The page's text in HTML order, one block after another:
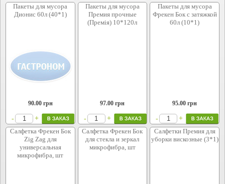
Пакеты для мусора
Дионис 60л (40*1)
90.00грн
- +
Пакеты для мусора
Премия прочные
(Премія) 10*120л
97.00 грн
- +
Пакеты для мусора
Фрекен Бок с затяжкой
60л (10*1)
95.00 грн
-
+
Салфетка Фрекен Бок
Zig Zag для
универсальная
микрофибра, шт
Салфетка Фрекен Бок
для стекла и зеркал
микрофибра, шт
Салфетки Премия для
уборки вискозные (3*1)